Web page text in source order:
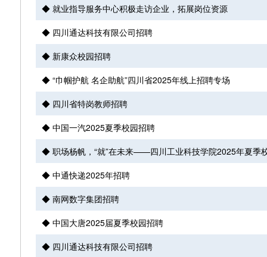
◆ 就业指导服务中心积极走访企业，拓展岗位资源
◆ 四川通达科技有限公司招聘
◆ 新康众校园招聘
◆ “巾帼护航 名企助航”四川省2025年线上招聘专场
◆ 四川省特岗教师招聘
◆ 中国一汽2025夏季校园招聘
◆ 职场杨帆，“就”在未来——四川工业科技学院2025年夏季
◆ 中通快递2025年招聘
◆ 南网数字集团招聘
◆ 中国大唐2025届夏季校园招聘
◆ 四川通达科技有限公司招聘